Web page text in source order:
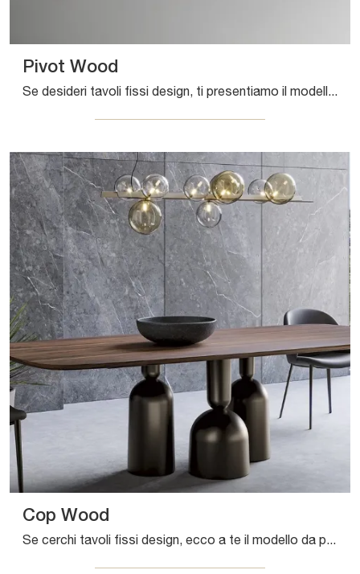
Pivot Wood
Se desideri tavoli fissi design, ti presentiamo il modello da pranzo in legno Pivot Wood dell'azienda Bonaldo.
Cop Wood